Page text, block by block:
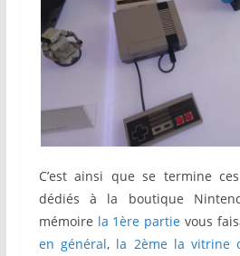
C’est ainsi que se termine
dédiés à la boutique
mémoire la 1ère partie vous
en général, la 2ème la vitrine